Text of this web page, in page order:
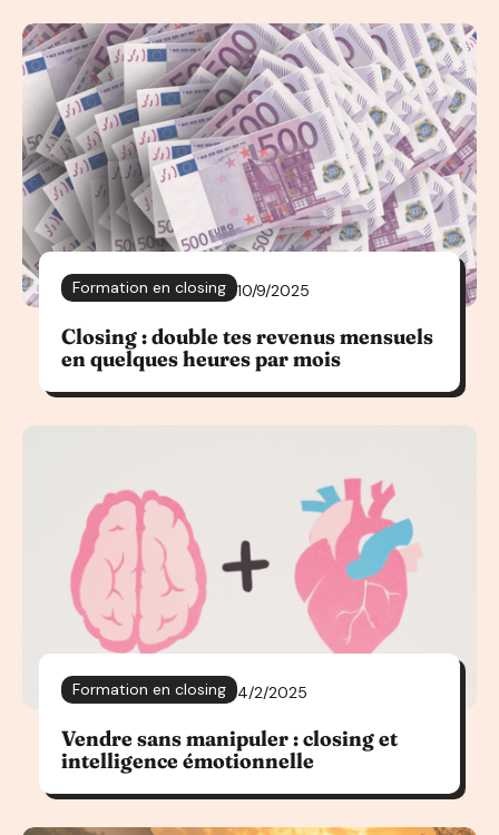
Formation en closing 10/9/2025
Closing : double tes revenus mensuels
en quelques heures par mois
Formation en closing 4/2/2025
Vendre sans manipuler : closing et
intelligence émotionnelle